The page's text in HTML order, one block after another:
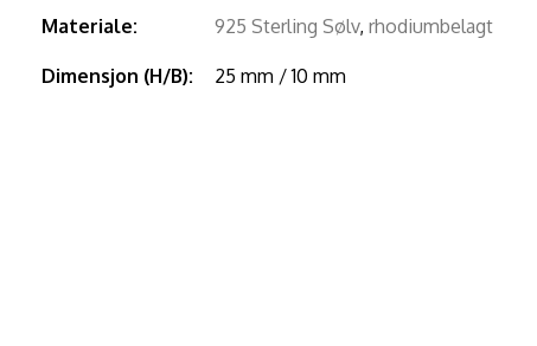
Materiale: 925 Sterling Sølv, rhodiumbelagt
Dimensjon (H/B): 25 mm / 10 mm